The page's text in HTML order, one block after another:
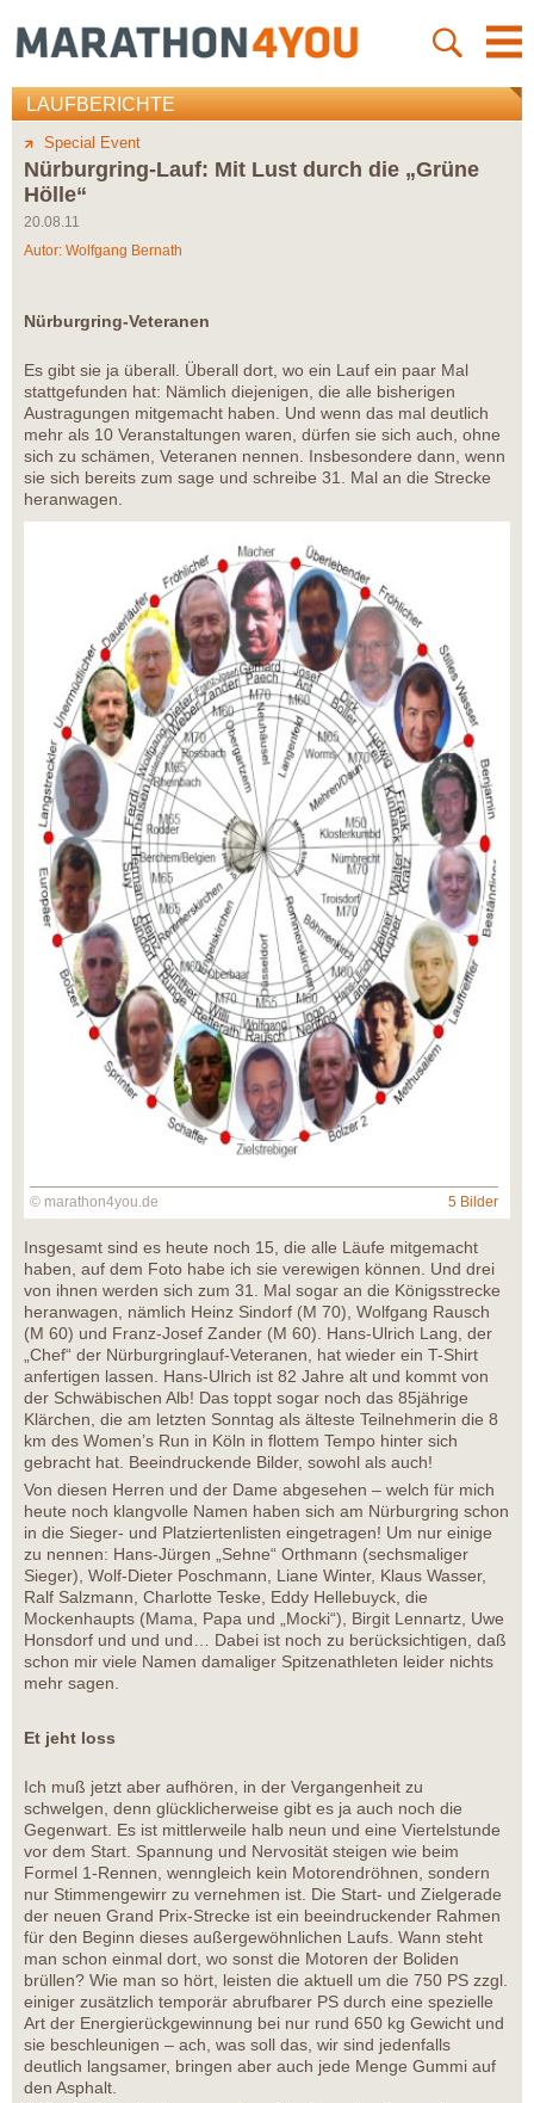
LAUFBERICHTE
Special Event
Nürburgring-Lauf: Mit Lust durch die „Grüne
Hölle“
20.08.11
Autor: Wolfgang Bernath
Nürburgring-Veteranen
Es gibt sie ja überall. Überall dort, wo ein Lauf ein paar Mal
stattgefunden hat: Nämlich diejenigen, die alle bisherigen
Austragungen mitgemacht haben. Und wenn das mal deutlich
mehr als 10 Veranstaltungen waren, dürfen sie sich auch, ohne
sich zu schämen, Veteranen nennen. Insbesondere dann, wenn
sie sich bereits zum sage und schreibe 31. Mal an die Strecke
heranwagen.
© marathon4you.de 5 Bilder
Insgesamt sind es heute noch 15, die alle Läufe mitgemacht
haben, auf dem Foto habe ich sie verewigen können. Und drei
von ihnen werden sich zum 31. Mal sogar an die Königsstrecke
heranwagen, nämlich Heinz Sindorf (M 70), Wolfgang Rausch
(M 60) und Franz-Josef Zander (M 60). Hans-Ulrich Lang, der
„Chef“ der Nürburgringlauf-Veteranen, hat wieder ein T-Shirt
anfertigen lassen. Hans-Ulrich ist 82 Jahre alt und kommt von
der Schwäbischen Alb! Das toppt sogar noch das 85jährige
Klärchen, die am letzten Sonntag als älteste Teilnehmerin die 8
km des Women’s Run in Köln in flottem Tempo hinter sich
gebracht hat. Beeindruckende Bilder, sowohl als auch!
Von diesen Herren und der Dame abgesehen – welch für mich
heute noch klangvolle Namen haben sich am Nürburgring schon
in die Sieger- und Platziertenlisten eingetragen! Um nur einige
zu nennen: Hans-Jürgen „Sehne“ Orthmann (sechsmaliger
Sieger), Wolf-Dieter Poschmann, Liane Winter, Klaus Wasser,
Ralf Salzmann, Charlotte Teske, Eddy Hellebuyck, die
Mockenhaupts (Mama, Papa und „Mocki“), Birgit Lennartz, Uwe
Honsdorf und und und… Dabei ist noch zu berücksichtigen, daß
schon mir viele Namen damaliger Spitzenathleten leider nichts
mehr sagen.
Et jeht loss
Ich muß jetzt aber aufhören, in der Vergangenheit zu
schwelgen, denn glücklicherweise gibt es ja auch noch die
Gegenwart. Es ist mittlerweile halb neun und eine Viertelstunde
vor dem Start. Spannung und Nervosität steigen wie beim
Formel 1-Rennen, wenngleich kein Motorendröhnen, sondern
nur Stimmengewirr zu vernehmen ist. Die Start- und Zielgerade
der neuen Grand Prix-Strecke ist ein beeindruckender Rahmen
für den Beginn dieses außergewöhnlichen Laufs. Wann steht
man schon einmal dort, wo sonst die Motoren der Boliden
brüllen? Wie man so hört, leisten die aktuell um die 750 PS zzgl.
einiger zusätzlich temporär abrufbarer PS durch eine spezielle
Art der Energierückgewinnung bei nur rund 650 kg Gewicht und
sie beschleunigen – ach, was soll das, wir sind jedenfalls
deutlich langsamer, bringen aber auch jede Menge Gummi auf
den Asphalt.